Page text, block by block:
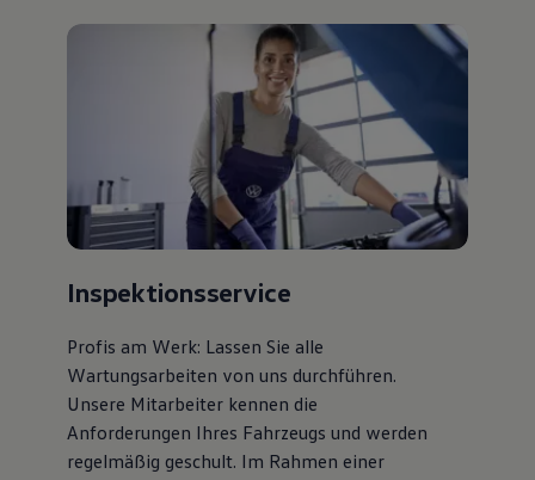
Inspektionsservice
Profis am Werk: Lassen Sie alle
Wartungsarbeiten von uns durchführen.
Unsere Mitarbeiter kennen die
Anforderungen Ihres Fahrzeugs und werden
regelmäßig geschult. Im Rahmen einer